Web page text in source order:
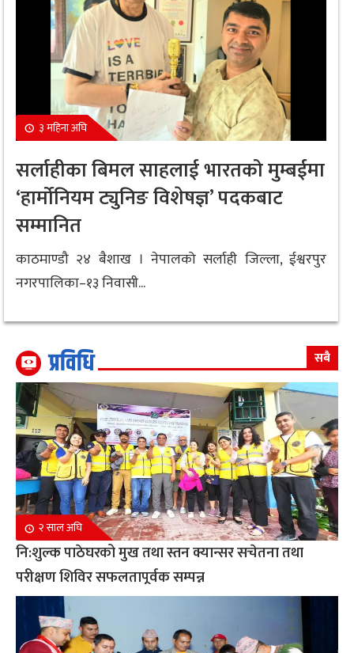
३ महिना अघि
सर्लाहीका बिमल साहलाई भारतको मुम्बईमा
‘हार्मोनियम ट्युनिङ विशेषज्ञ’ पदकबाट
सम्मानित
काठमाण्डौ २४ बैशाख । नेपालको सर्लाही जिल्ला, ईश्वरपुर
नगरपालिका–१३ निवासी...
प्रविधि सबै
२ साल अघि
नि:शुल्क पाठेघरको मुख तथा स्तन क्यान्सर सचेतना तथा
परीक्षण शिविर सफलतापूर्वक सम्पन्न